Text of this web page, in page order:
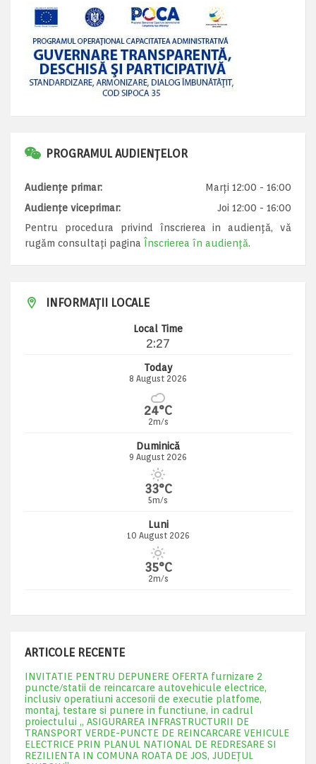
PROGRAMUL AUDIENȚELOR
Audiențe primar:
Marți 12:00 - 16:00
Audiențe viceprimar:
Joi 12:00 - 16:00
Pentru procedura privind înscrierea in audiență, vă
rugăm consultați pagina Înscrierea în audiență.
INFORMAȚII LOCALE
Local Time
2:27
Today
8 August 2026
24°C
2m/s
Duminică
9 August 2026
33°C
5m/s
Luni
10 August 2026
35°C
2m/s
ARTICOLE RECENTE
INVITATIE PENTRU DEPUNERE OFERTA furnizare 2
puncte/statii de reincarcare autovehicule electrice,
inclusiv operatiuni accesorii de executie platfome,
montaj, testare si punere in functiune, in cadrul
proiectului „ ASIGURAREA INFRASTRUCTURII DE
TRANSPORT VERDE-PUNCTE DE REINCARCARE VEHICULE
ELECTRICE PRIN PLANUL NATIONAL DE REDRESARE SI
REZILIENTA IN COMUNA ROATA DE JOS, JUDEŢUL